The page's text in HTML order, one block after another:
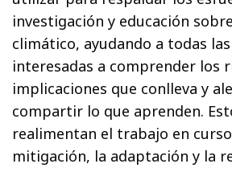
investigación y educación
climático, ayudando a todas
interesadas a comprender los
implicaciones que conlleva y
compartir lo que aprenden.
realimentan el trabajo en
mitigación, la adaptación y la